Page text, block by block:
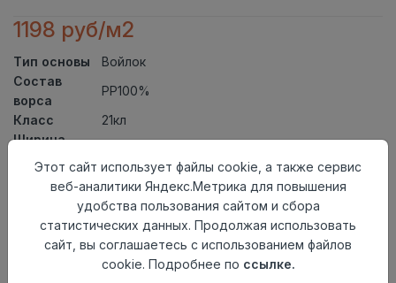
1198 руб/м2
Тип основы
Войлок
Состав
ворса
PP100%
Класс
21кл
Ширина
рулона
Актуальность
Актуален
ковролина
Ковролин тафтинговый
Страна
происхождения
Узбекистан
Этот сайт использует файлы cookie, а также сервис
веб-аналитики Яндекс.Метрика для повышения
удобства пользования сайтом и сбора
статистических данных. Продолжая использовать
сайт, вы соглашаетесь с использованием файлов
cookie. Подробнее по ссылке.